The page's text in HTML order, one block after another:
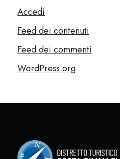
Accedi
Feed dei contenuti
Feed dei commenti
WordPress.org